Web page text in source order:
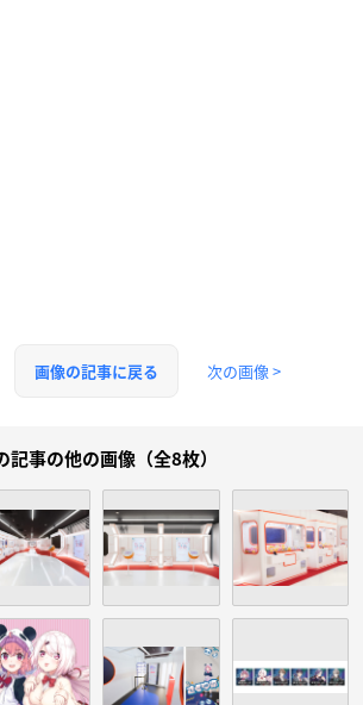
画像の記事に戻る 次の画像 >
記事の他の画像（全8枚）